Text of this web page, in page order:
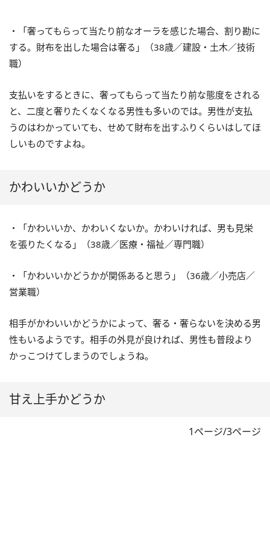
・「奢ってもらって当たり前なオーラを感じた場合、割り勘に
する。財布を出した場合は奢る」（38歳／建設・土木／技術
職）
支払いをするときに、奢ってもらって当たり前な態度をされる
と、二度と奢りたくなくなる男性も多いのでは。男性が支払
うのはわかっていても、せめて財布を出すふりくらいはしてほ
しいものですよね。
かわいいかどうか
・「かわいいか、かわいくないか。かわいければ、男も見栄
を張りたくなる」（38歳／医療・福祉／専門職）
・「かわいいかどうかが関係あると思う」（36歳／小売店／
営業職）
相手がかわいいかどうかによって、奢る・奢らないを決める男
性もいるようです。相手の外見が良ければ、男性も普段より
かっこつけてしまうのでしょうね。
甘え上手かどうか
1ページ/3ページ